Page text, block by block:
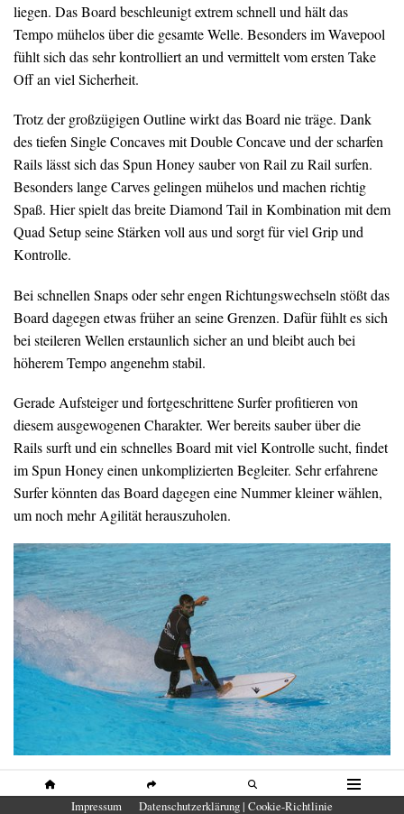
SHARE SUCHE
liegen. Das Board beschleunigt extrem schnell und hält das
Tempo mühelos über die gesamte Welle. Besonders im Wavepool
fühlt sich das sehr kontrolliert an und vermittelt vom ersten Take
Off an viel Sicherheit.
Trotz der großzügigen Outline wirkt das Board nie träge. Dank
des tiefen Single Concaves mit Double Concave und der scharfen
Rails lässt sich das Spun Honey sauber von Rail zu Rail surfen.
Besonders lange Carves gelingen mühelos und machen richtig
Spaß. Hier spielt das breite Diamond Tail in Kombination mit dem
Quad Setup seine Stärken voll aus und sorgt für viel Grip und
Kontrolle.
Bei schnellen Snaps oder sehr engen Richtungswechseln stößt das
Board dagegen etwas früher an seine Grenzen. Dafür fühlt es sich
bei steileren Wellen erstaunlich sicher an und bleibt auch bei
höherem Tempo angenehm stabil.
Gerade Aufsteiger und fortgeschrittene Surfer profitieren von
diesem ausgewogenen Charakter. Wer bereits sauber über die
Rails surft und ein schnelles Board mit viel Kontrolle sucht, findet
im Spun Honey einen unkomplizierten Begleiter. Sehr erfahrene
Surfer könnten das Board dagegen eine Nummer kleiner wählen,
um noch mehr Agilität herauszuholen.
Unser Eindruck
Impressum Datenschutzerklärung | Cookie-Richtlinie